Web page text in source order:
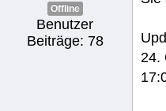
Offline
Benutzer
Beiträge: 78
24.